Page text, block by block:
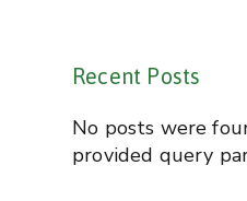
Recent Posts
No posts were
provided query